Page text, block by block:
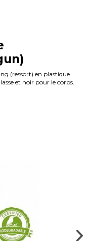
(ressort) en plastique
et noir pour le corps.